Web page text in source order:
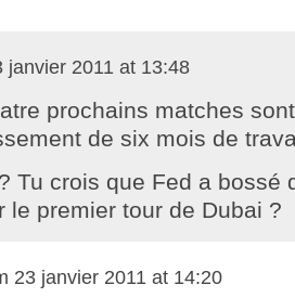
janvier 2011 at 13:48
prochains matches sont
de six mois de
Tu crois que Fed a bossé
le premier tour de Dubai ?
23 janvier 2011 at 14:20